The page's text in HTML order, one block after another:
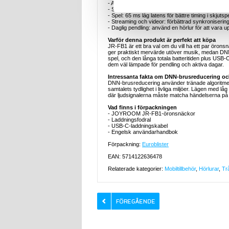
- Arbete och möten: spela in diskussioner och
- Samtal i kollektivtrafiken: DNN-brusreducering
- Spel: 65 ms låg latens för bättre timing i
- Streaming och videor: förbättrad
- Daglig pendling: använd en hörlur för att vara
Varför denna produkt är perfekt att köpa
JR-FB1 är ett bra val om du vill ha ett par
ger praktiskt mervärde utöver musik, medan
spel, och den långa totala batteritiden plus
dem väl lämpade för pendling och aktiva dagar.
Intressanta fakta om DNN-brusreducering
DNN-brusreducering använder tränade
samtalets tydlighet i livliga miljöer. Lägen med
där ljudsignalerna måste matcha händelserna på
Vad finns i förpackningen
- JOYROOM JR-FB1-öronsnäckor
- Laddningsfodral
- USB-C-laddningskabel
- Engelsk användarhandbok
Förpackning: Euroblister
EAN: 5714122636478
Relaterade kategorier: Mobiltillbehör, Hörlurar,